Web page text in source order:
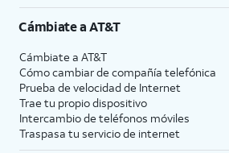
Cámbiate aAT&T
Cámbiate a AT&T
Cómo cambiar de compañía telefónica
Prueba de velocidad de Internet
Trae tu propio dispositivo
Intercambio de teléfonos móviles
Traspasa tu servicio de internet